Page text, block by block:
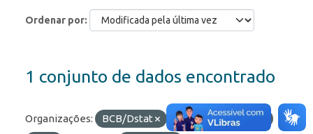
Ordenar por
1 conjunto de dados encontrado
Organizações: BCB/Dstat Formatos:
HTML